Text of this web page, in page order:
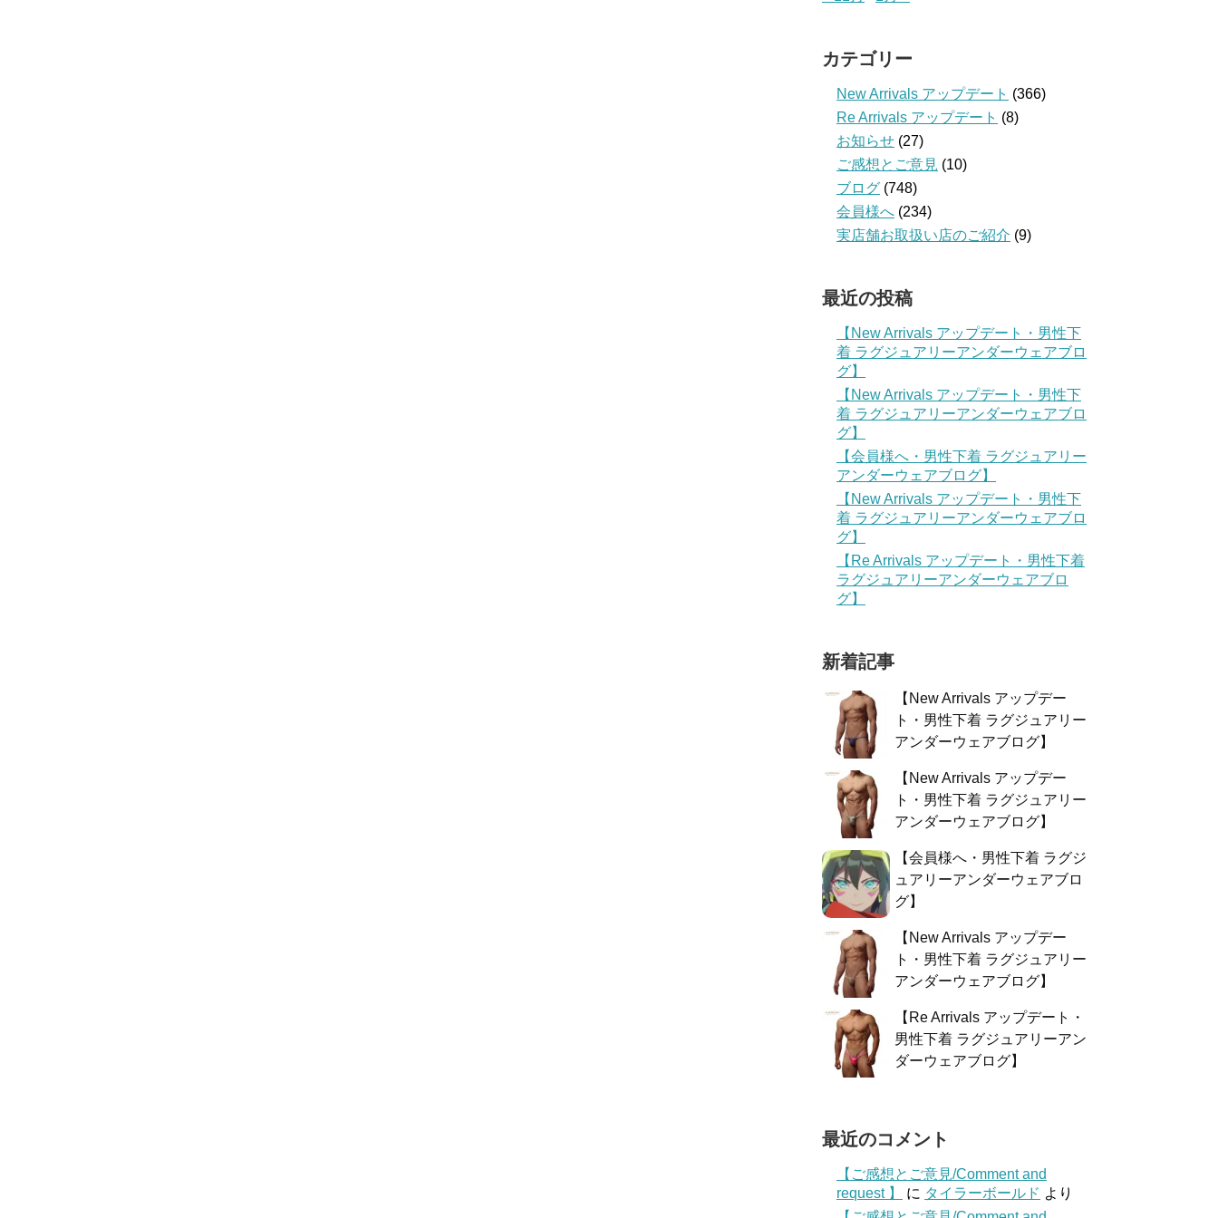
カテゴリー
New Arrivals アップデート (366)
Re Arrivals アップデート (8)
お知らせ (27)
ご感想とご意見 (10)
ブログ (748)
会員様へ (234)
実店舗お取扱い店のご紹介 (9)
最近の投稿
【New Arrivals アップデート・男性下
着 ラグジュアリーアンダーウェアブロ
グ】
【New Arrivals アップデート・男性下
着 ラグジュアリーアンダーウェアブロ
グ】
【会員様へ・男性下着 ラグジュアリー
アンダーウェアブログ】
【New Arrivals アップデート・男性下
着 ラグジュアリーアンダーウェアブロ
グ】
【Re Arrivals アップデート・男性下着
ラグジュアリーアンダーウェアブロ
グ】
新着記事
【New Arrivals アップデー
ト・男性下着 ラグジュアリー
アンダーウェアブログ】
【New Arrivals アップデー
ト・男性下着 ラグジュアリー
アンダーウェアブログ】
【会員様へ・男性下着 ラグジ
ュアリーアンダーウェアブロ
グ】
【New Arrivals アップデー
ト・男性下着 ラグジュアリー
アンダーウェアブログ】
【Re Arrivals アップデート・
男性下着 ラグジュアリーアン
ダーウェアブログ】
最近のコメント
【ご感想とご意見/Comment and
request 】
に タイラーボールド より